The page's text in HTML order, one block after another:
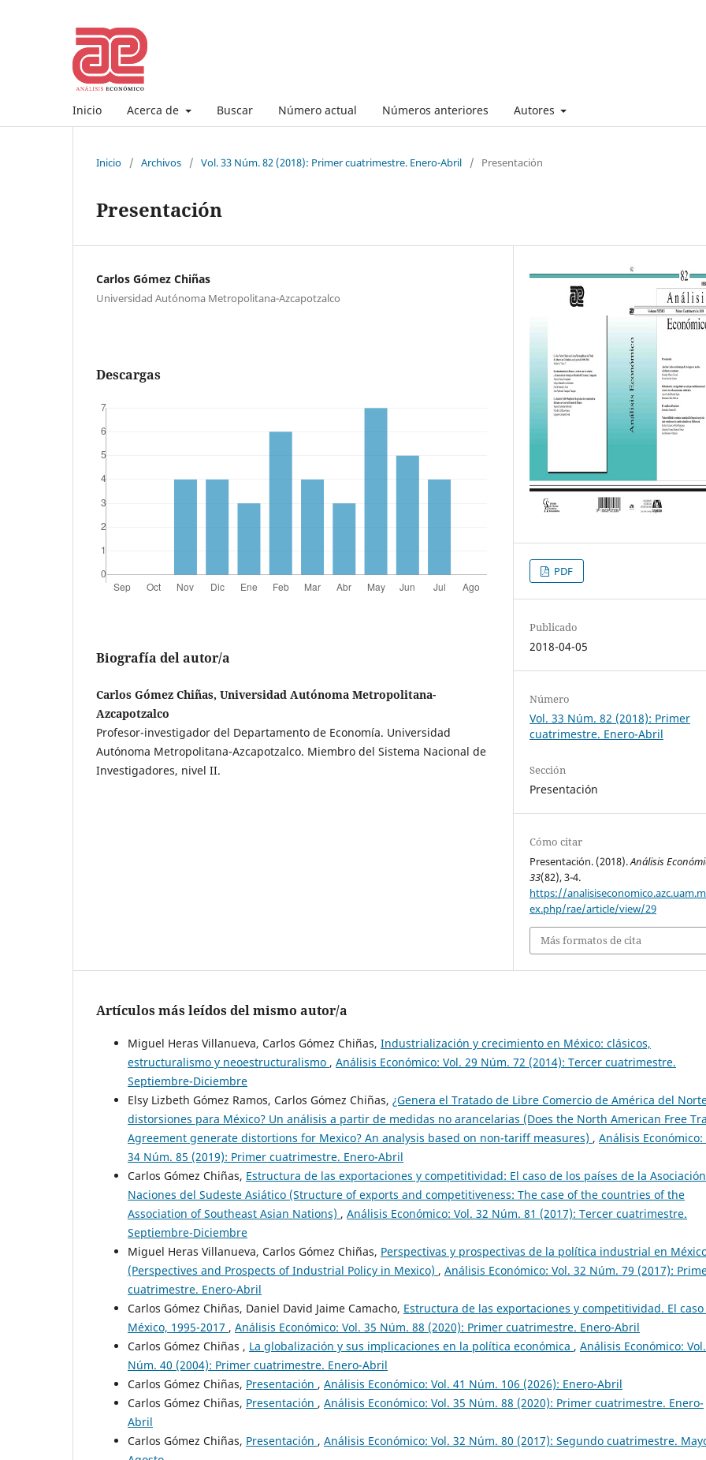
Inicio Acerca de Buscar Número actual Números anteriores Autores
Inicio / Archivos / Vol. 33 Núm. 82 (2018): Primer cuatrimestre. Enero-Abril / Presentación
Presentación
Carlos Gómez Chiñas
Universidad Autónoma Metropolitana-Azcapotzalco
Descargas
Biografía del autor/a
Carlos Gómez Chiñas, Universidad Autónoma Metropolitana-
Azcapotzalco
Profesor-investigador del Departamento de Economía. Universidad
Autónoma Metropolitana-Azcapotzalco. Miembro del Sistema Nacional de
Investigadores, nivel II.
PDF
Publicado
2018-04-05
Número
Vol. 33 Núm. 82 (2018): Primer
cuatrimestre. Enero-Abril
Sección
Presentación
Cómo citar
Presentación. (2018).Análisis
33(82), 3-4.
https://
ex.php/rae/article/view/29
Más formatos de cita
Artículos más leídos del mismo autor/a
Miguel Heras Villanueva, Carlos Gómez Chiñas, Industrialización y crecimiento en México: clásicos,
estructuralismo y neoestructuralismo , Análisis Económico: Vol. 29 Núm. 72 (2014): Tercer cuatrimestre.
Septiembre-Diciembre
Elsy Lizbeth Gómez Ramos, Carlos Gómez Chiñas, ¿Genera el Tratado de Libre Comercio de América del
distorsiones para México? Un análisis a partir de medidas no arancelarias (Does the North American Free
Agreement generate distortions for Mexico? An analysis based on non-tariff measures) , Análisis Económico:
34 Núm. 85 (2019): Primer cuatrimestre. Enero-Abril
Carlos Gómez Chiñas, Estructura de las exportaciones y competitividad: El caso de los países de la
Naciones del Sudeste Asiático (Structure of exports and competitiveness: The case of the countries of the
Association of Southeast Asian Nations) , Análisis Económico: Vol. 32 Núm. 81 (2017): Tercer cuatrimestre.
Septiembre-Diciembre
Miguel Heras Villanueva, Carlos Gómez Chiñas, Perspectivas y prospectivas de la política industrial en
(Perspectives and Prospects of Industrial Policy in Mexico) , Análisis Económico: Vol. 32 Núm. 79 (2017):
cuatrimestre. Enero-Abril
Carlos Gómez Chiñas, Daniel David Jaime Camacho, Estructura de las exportaciones y competitividad. El
México, 1995-2017 , Análisis Económico: Vol. 35 Núm. 88 (2020): Primer cuatrimestre. Enero-Abril
Carlos Gómez Chiñas , La globalización y sus implicaciones en la política económica , Análisis Económico:
Núm. 40 (2004): Primer cuatrimestre. Enero-Abril
Carlos Gómez Chiñas, Presentación , Análisis Económico: Vol. 41 Núm. 106 (2026): Enero-Abril
Carlos Gómez Chiñas, Presentación , Análisis Económico: Vol. 35 Núm. 88 (2020): Primer cuatrimestre. Enero-
Abril
Carlos Gómez Chiñas, Presentación , Análisis Económico: Vol. 32 Núm. 80 (2017): Segundo cuatrimestre.